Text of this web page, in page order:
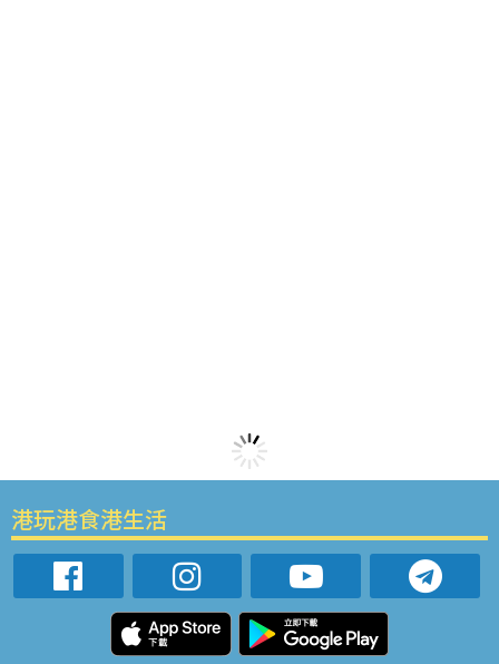
港玩港食港生活